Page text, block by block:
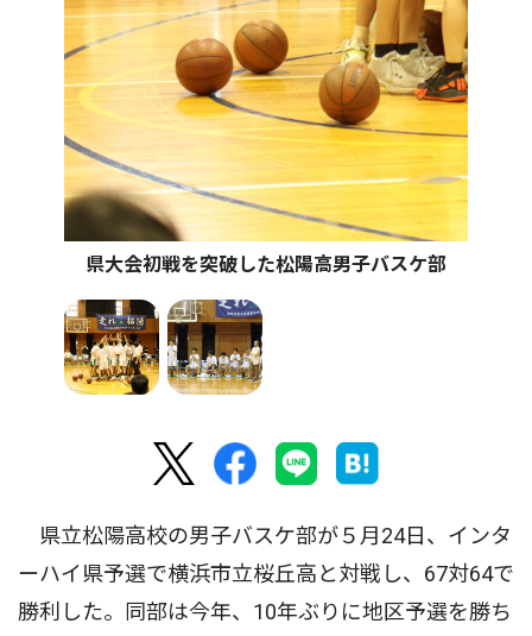
県大会初戦を突破した松陽高男子バスケ部
県立松陽高校の男子バスケ部が５月24日、インタ
ーハイ県予選で横浜市立桜丘高と対戦し、67対64で
勝利した。同部は今年、10年ぶりに地区予選を勝ち